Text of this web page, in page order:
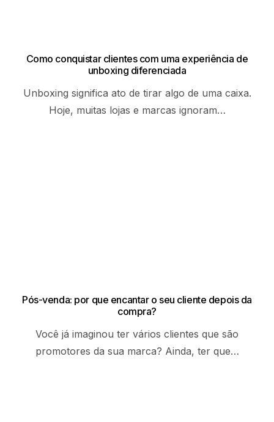
Como conquistar clientes com uma experiência de
unboxing diferenciada
Unboxing significa ato de tirar algo de uma caixa.
Hoje, muitas lojas e marcas ignoram…
Pós-venda: por que encantar o seu cliente depois da
compra?
Você já imaginou ter vários clientes que são
promotores da sua marca? Ainda, ter que…